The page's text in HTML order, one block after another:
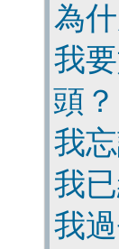
為
我
頭？
我
我
我